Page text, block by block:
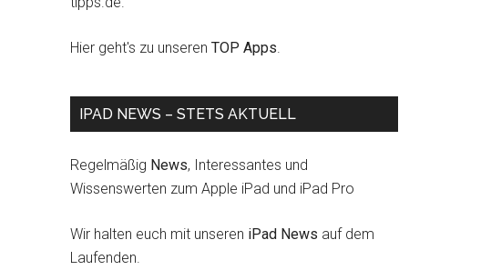
Hier geht's zu unseren TOP Apps.
IPAD NEWS – STETS AKTUELL
Regelmäßig News, Interessantes und
Wissenswerten zum Apple iPad und iPad Pro
Wir halten euch mit unseren iPad News auf dem
Laufenden.